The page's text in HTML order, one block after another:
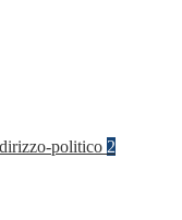
politico 2